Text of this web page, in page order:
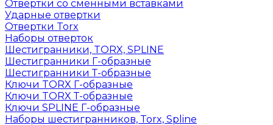
Отвертки со сменными вставками
Ударные отвертки
Отвертки Torx
Наборы отверток
Шестигранники, TORX, SPLINE
Шестигранники Г-образные
Шестигранники Т-образные
Ключи TORX Г-образные
Ключи TORX Т-образные
Ключи SPLINE Г-образные
Наборы шестигранников, Torx, Spline